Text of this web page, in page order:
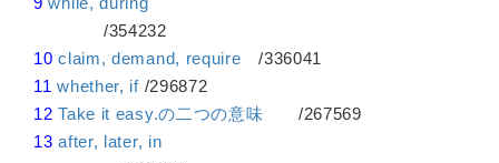
/354232
10 claim, demand, require /336041
11 whether, if/296872
12 Take it easy.の二つの意味 /267569
13 after, later, in